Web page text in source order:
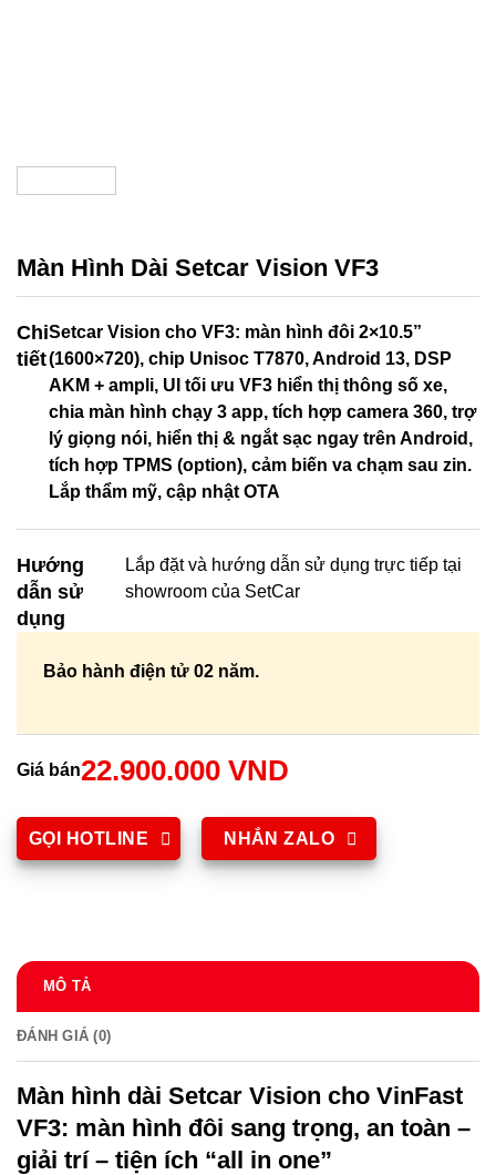
Màn Hình Dài Setcar Vision VF3
Chi
tiết
Setcar Vision cho VF3: màn hình đôi 2×10.5”
(1600×720), chip Unisoc T7870, Android 13, DSP
AKM + ampli, UI tối ưu VF3 hiển thị thông số xe,
chia màn hình chạy 3 app, tích hợp camera 360, trợ
lý giọng nói, hiển thị & ngắt sạc ngay trên Android,
tích hợp TPMS (option), cảm biến va chạm sau zin.
Lắp thẩm mỹ, cập nhật OTA
Hướng
dẫn sử
dụng
Lắp đặt và hướng dẫn sử dụng trực tiếp tại
showroom của SetCar
Bảo hành điện tử 02 năm.
Giá bán22.900.000 VND
GỌI HOTLINE NHẮN ZALO
MÔ TẢ
ĐÁNH GIÁ (0)
Màn hình dài Setcar Vision cho VinFast
VF3: màn hình đôi sang trọng, an toàn –
giải trí – tiện ích “all in one”